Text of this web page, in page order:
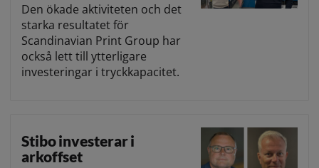
Den ökade aktiviteten och det
starka resultatet för
Scandinavian Print Group har
också lett till ytterligare
investeringar i tryckkapacitet.
Stibo investerar i
arkoffset